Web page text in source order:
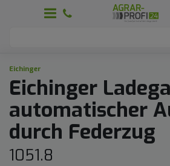
Eichinger
Eichinger
automatischer
durch Federzug
1051.8